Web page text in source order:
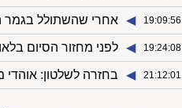
19:09:56
◀︎ אחרי שהשתולל בגמר
19:24:08
◀︎ לפני מחזור הסיום
21:12:01
◀︎ בחזרה לשלטון: